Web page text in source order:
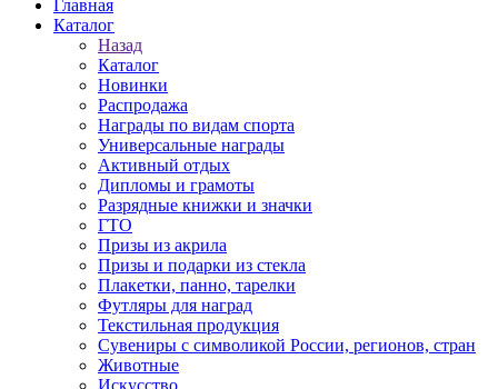
Главная
Каталог
Назад
Каталог
Новинки
Распродажа
Награды по видам спорта
Универсальные награды
Активный отдых
Дипломы и грамоты
Разрядные книжки и значки
ГТО
Призы из акрила
Призы и подарки из стекла
Плакетки, панно, тарелки
Футляры для наград
Текстильная продукция
Сувениры с символикой России, регионов, стран
Животные
Искусство